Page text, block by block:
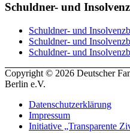
Schuldner- und
Schuldner- und
Schuldner- und
Schuldner- und
Copyright © 2026 Deutscher
Berlin e.V.
Datenschutzerklärung
Impressum
Initiative „Transparente